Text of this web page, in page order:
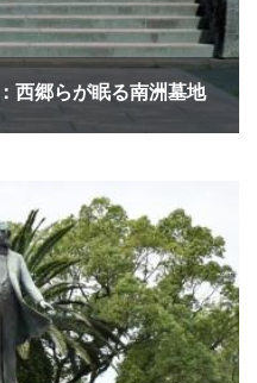
西郷らが眠る南洲墓地